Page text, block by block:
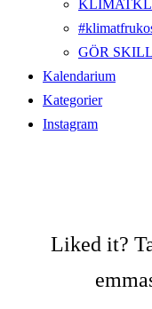
GÖR
Kalendarium
Kategorier
Instagram
Liked it?